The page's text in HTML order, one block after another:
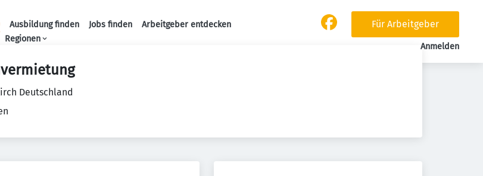
Ausbildung finden Jobs finden
Arbeitgeber entdecken
Regionen
Für Arbeitgeber
Anmelden
Deutschland